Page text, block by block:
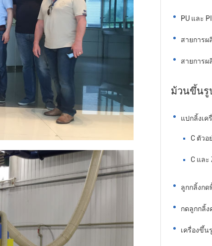
PU และ
สายการผ
สายการผ
ม้วนขึ้นรู
แปกลิ้งเค
C ตัวอ
C และ
ลูกกลิ้งกด
กดลูกกลิ้ง
เครื่องขึ้น